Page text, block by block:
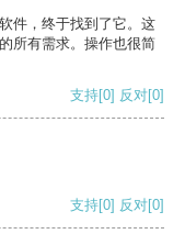
件，终于找到了它。这
所有需求。操作也很简
支持[0] 反对[0]
支持[0] 反对[0]